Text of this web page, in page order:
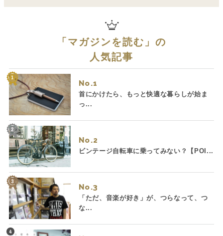
「 マガジンを読む 」の
人気記事
No.
首にかけたら、もっと快適な暮らしが始ま
っ...
No.
ビンテージ自転車に乗ってみない？【POI...
No.
「ただ、音楽が好き」が、つらなって、つ
な...